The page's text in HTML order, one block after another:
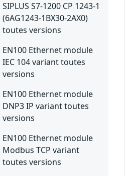
SIPLUS S7-1200 CP 1243-1
(6AG1243-1BX30-2AX0)
toutes versions
EN100 Ethernet module
IEC 104 variant toutes
versions
EN100 Ethernet module
DNP3 IP variant toutes
versions
EN100 Ethernet module
Modbus TCP variant
toutes versions